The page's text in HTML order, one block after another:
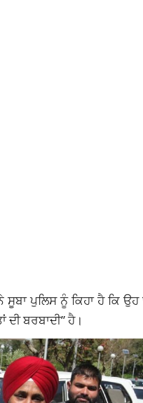
ਸੂਬਾ ਪੁਲਿਸ ਨੂੰ ਕਿਹਾ ਹੈ ਕਿ
ਬਰਬਾਦੀ” ਹੈ।